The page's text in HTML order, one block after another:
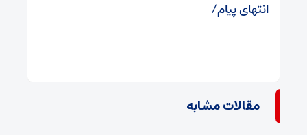
انتهای پیام/
مقالات مشابه